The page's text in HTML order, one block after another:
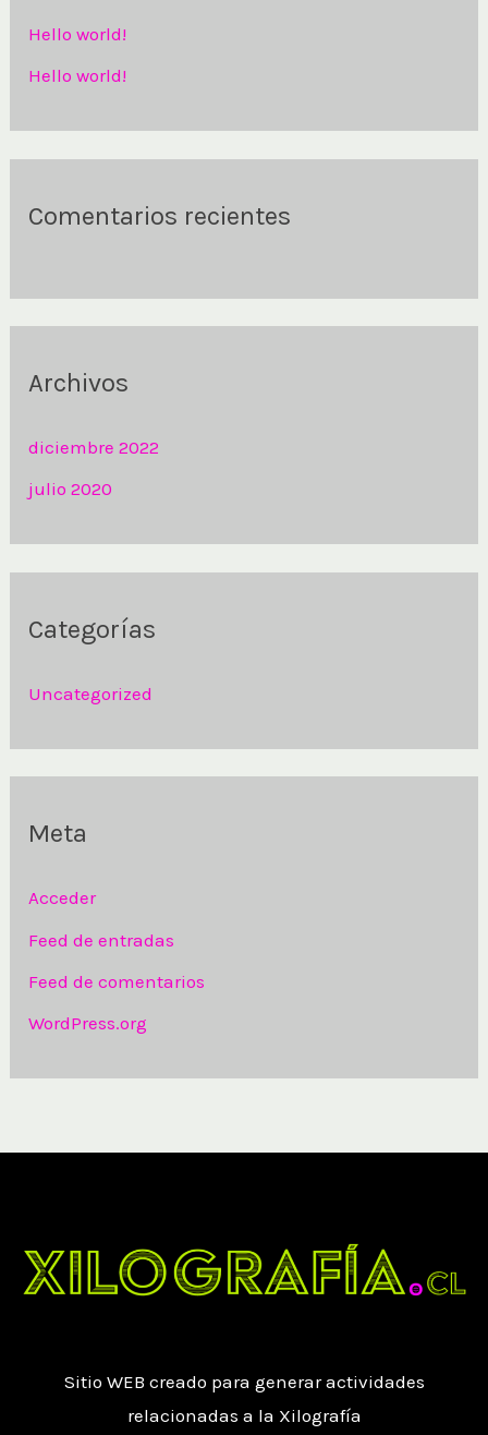
o
r
:
Hello world!
Hello world!
Comentarios recientes
Archivos
diciembre 2022
julio 2020
Categorías
Uncategorized
Meta
Acceder
Feed de entradas
Feed de comentarios
WordPress.org
Sitio WEB creado para generar actividades
relacionadas a la Xilografía